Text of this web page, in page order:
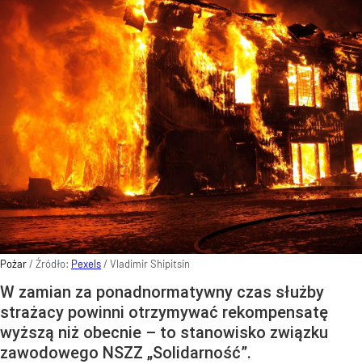
Pożar/ Źródło: Pexels/ Vladimir Shipitsin
W zamian za ponadnormatywny czas służby
strażacy powinni otrzymywać rekompensatę
wyższą niż obecnie – to stanowisko związku
zawodowego NSZZ „Solidarność”.